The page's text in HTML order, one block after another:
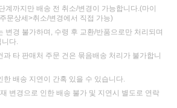
계까지만 배송 전 취소/변경이 가능합니다.(마이
문상세>취소/변경에서 직접 가능)
변경 불가하며, 수령 후 교환/반품으로만 처리되며
다.
과 타 판매처 주문 건은 묶음배송 처리가 불가합니
한 배송 지연이 간혹 있을 수 있습니다.
변경으로 인한 배송 불가 및 지연시 별도로 연락